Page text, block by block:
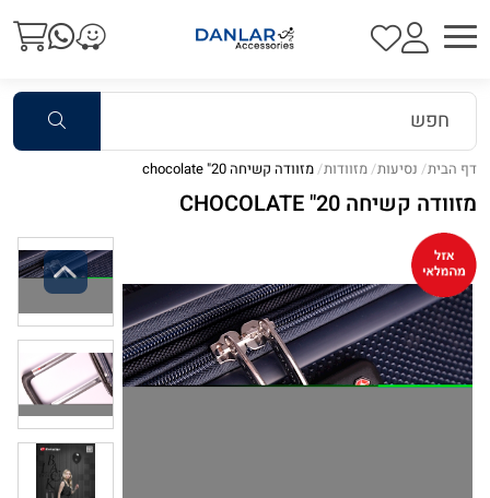
דף הבית נסיעות מזוודות מזוודה קשיחה 20" chocolate
מזוודה קשיחה 20" CHOCOLATE
Previous